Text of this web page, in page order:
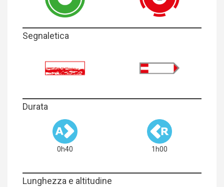
Segnaletica
Durata
0h40 1h00
Lunghezza e altitudine